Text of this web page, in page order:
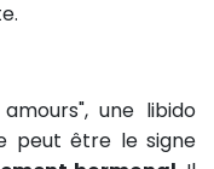
une libido
peut être le signe